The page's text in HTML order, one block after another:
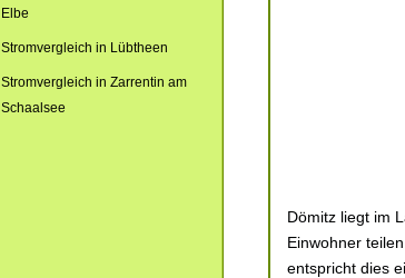
Dömitz liegt im
Einwohner
entspricht dies
Elbe
Stromvergleich in Lübtheen
Stromvergleich in Zarrentin am
Schaalsee